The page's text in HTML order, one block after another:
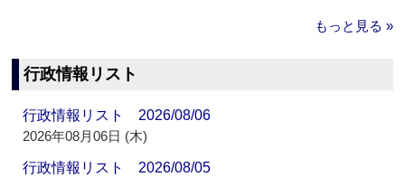
もっと見る »
行政情報リスト
行政情報リスト 2026/08/06
2026年08月06日 (木)
行政情報リスト 2026/08/05